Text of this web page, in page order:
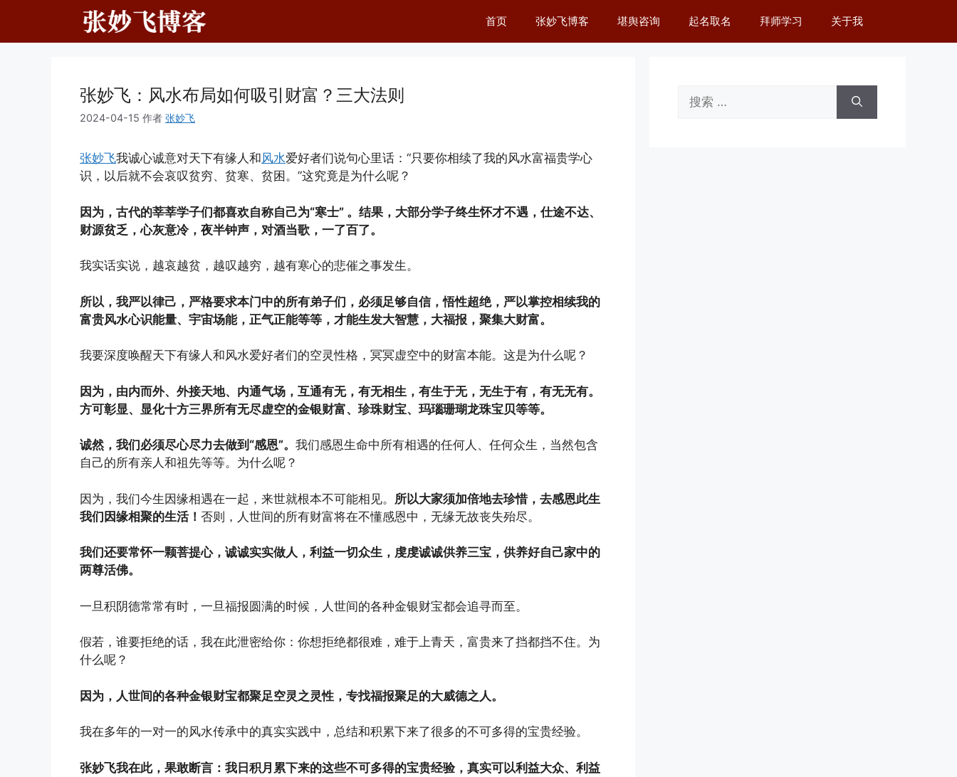
内
首页 张妙飞博客 堪舆咨询 起名取名 拜师学习 关于我
张妙飞：风水布局如何吸引财富？三大法则
2024-04-15 作者 张妙飞
张妙飞我诚心诚意对天下有缘人和风水爱好者们说句心里话：“只要你相续了我的风水富福贵学心
识，以后就不会哀叹贫穷、贫寒、贫困。”这究竟是为什么呢？
因为，古代的莘莘学子们都喜欢自称自己为“寒士” 。结果，大部分学子终生怀才不遇，仕途不达、
财源贫乏，心灰意冷，夜半钟声，对酒当歌，一了百了。
我实话实说，越哀越贫，越叹越穷，越有寒心的悲催之事发生。
所以，我严以律己，严格要求本门中的所有弟子们，必须足够自信，悟性超绝，严以掌控相续我的
富贵风水心识能量、宇宙场能，正气正能等等，才能生发大智慧，大福报，聚集大财富。
我要深度唤醒天下有缘人和风水爱好者们的空灵性格，冥冥虚空中的财富本能。这是为什么呢？
因为，由内而外、外接天地、内通气场，互通有无，有无相生，有生于无，无生于有，有无无有。
方可彰显、显化十方三界所有无尽虚空的金银财富、珍珠财宝、玛瑙珊瑚龙珠宝贝等等。
诚然，我们必须尽心尽力去做到“感恩”。 我们感恩生命中所有相遇的任何人、任何众生，当然包含
自己的所有亲人和祖先等等。为什么呢？
因为，我们今生因缘相遇在一起，来世就根本不可能相见。 所以大家须加倍地去珍惜，去感恩此生
我们因缘相聚的生活！ 否则，人世间的所有财富将在不懂感恩中，无缘无故丧失殆尽。
我们还要常怀一颗菩提心，诚诚实实做人，利益一切众生，虔虔诚诚供养三宝，供养好自己家中的
两尊活佛。
一旦积阴德常常有时，一旦福报圆满的时候，人世间的各种金银财宝都会追寻而至。
假若，谁要拒绝的话，我在此泄密给你：你想拒绝都很难，难于上青天，富贵来了挡都挡不住。为
什么呢？
因为，人世间的各种金银财宝都聚足空灵之灵性，专找福报聚足的大威德之人。
我在多年的一对一的风水传承中的真实实践中，总结和积累下来了很多的不可多得的宝贵经验。
张妙飞我在此，果敢断言：我日积月累下来的这些不可多得的宝贵经验，真实可以利益大众、利益
索：